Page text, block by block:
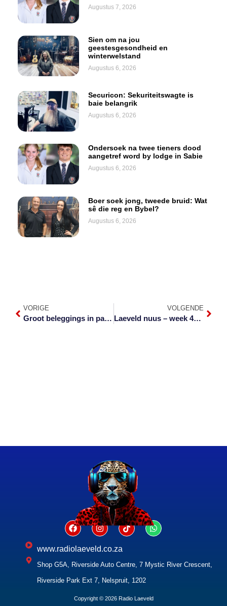
Augustus 7, 2026
Sien om na jou
geestesgesondheid en
winterwelstand
Augustus 6, 2026
Securicon: Sekuriteitswagte is
baie belangrik
Augustus 6, 2026
Ondersoek na twee tieners dood
aangetref word by lodge in Sabie
Augustus 6, 2026
Boer soek jong, tweede bruid: Wat
sê die reg en Bybel?
Augustus 6, 2026
VORIGE
Groot beleggings in paaie beplan
VOLGENDE
Laeveld nuus – week 41 van 2021
www.radiolaeveld.co.za
Shop G5A, Riverside Auto Centre, 7 Mystic River Crescent,
Riverside Park Ext 7, Nelspruit, 1202
Copyright © 2026 Radio Laeveld